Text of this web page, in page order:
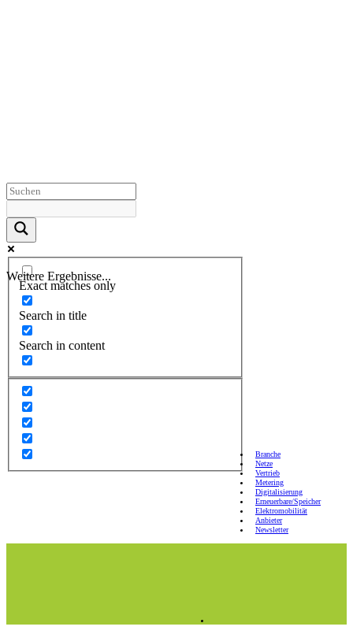
Weitere Ergebnisse...
Exact matches only
Search in title
Search in content
Branche
Netze
Vertrieb
Metering
Digitalisierung
Erneuerbare/Speicher
Elektromobilität
Anbieter
Newsletter